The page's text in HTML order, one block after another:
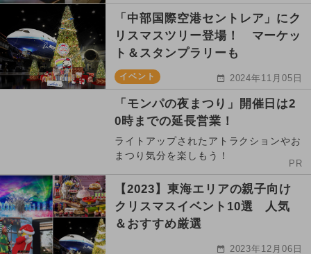
「中部国際空港セントレア」にク
リスマスツリー登場！ マーケッ
ト＆スタンプラリーも
イベント 2024年11月05日
「モンパの夜まつり」開催日は2
0時までの延長営業！
ライトアップされたアトラクションやお
まつり気分を楽しもう！
PR
【2023】東海エリアの親子向け
クリスマスイベント10選 人気
＆おすすめ厳選
2023年12月06日